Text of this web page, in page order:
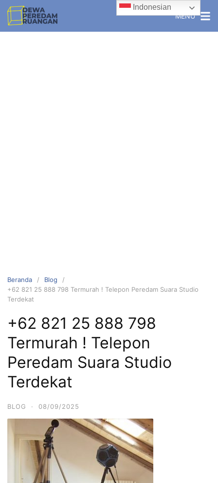
MENU
Beranda
Blog
+62 821 25 888 798 Termurah ! Telepon Peredam Suara Studio
Terdekat
+62 821 25 888 798
Termurah ! Telepon
Peredam Suara Studio
Terdekat
BLOG · 08/09/2025
Indonesian